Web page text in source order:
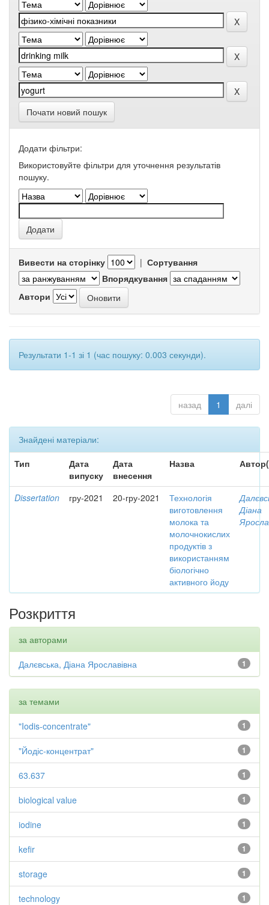
Почати новий пошук
Додати фільтри:
Використовуйте фільтри для уточнення результатів
пошуку.
Вивести на сторінку | Сортування
Впорядкування
Автори
Результати 1-1 зі 1 (час пошуку: 0.003 секунди).
назад 1 далі
Знайдені матеріали:
Тип
Дата
випуску
Дата
внесення
Назва
Dissertation гру-2021 20-гру-2021
Технологія
виготовлення
молока та
молочнокислих
продуктів з
використанням
біологічно
активного йоду
Діана
Розкриття
за авторами
1
Далєвська, Діана Ярославівна
за темами
1
"Iodis-concentrate"
1
"Йодіс-концентрат"
1
63.637
1
biological value
1
iodine
1
kefir
1
storage
1
technology